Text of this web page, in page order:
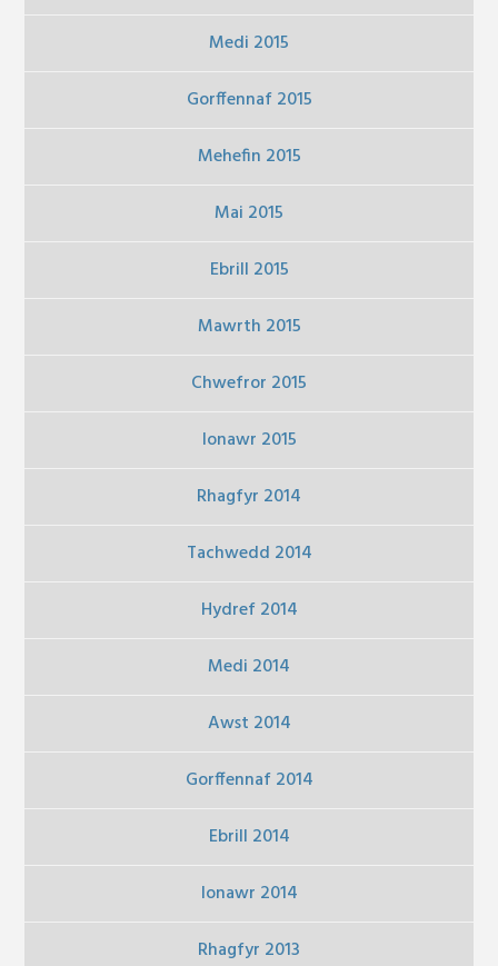
Medi 2015
Gorffennaf 2015
Mehefin 2015
Mai 2015
Ebrill 2015
Mawrth 2015
Chwefror 2015
Ionawr 2015
Rhagfyr 2014
Tachwedd 2014
Hydref 2014
Medi 2014
Awst 2014
Gorffennaf 2014
Ebrill 2014
Ionawr 2014
Rhagfyr 2013